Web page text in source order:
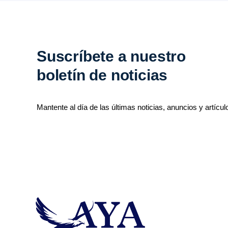
Suscríbete a nuestro
boletín de noticias
Mantente al día de las últimas noticias, anuncios y